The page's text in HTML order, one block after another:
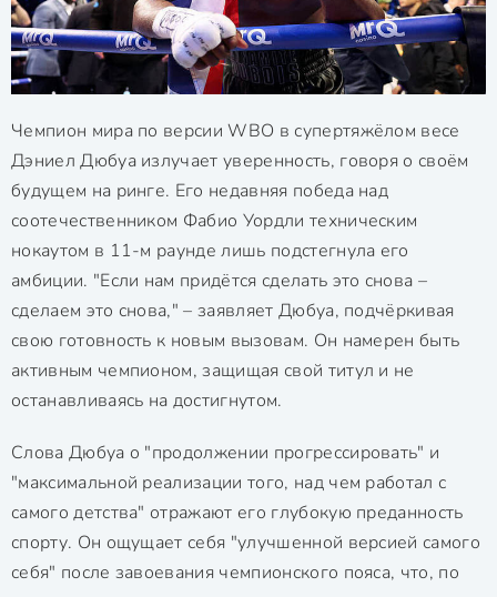
Чемпион мира по версии WBO в супертяжёлом весе
Дэниел Дюбуа излучает уверенность, говоря о своём
будущем на ринге. Его недавняя победа над
соотечественником Фабио Уордли техническим
нокаутом в 11-м раунде лишь подстегнула его
амбиции. "Если нам придётся сделать это снова –
сделаем это снова," – заявляет Дюбуа, подчёркивая
свою готовность к новым вызовам. Он намерен быть
активным чемпионом, защищая свой титул и не
останавливаясь на достигнутом.
Слова Дюбуа о "продолжении прогрессировать" и
"максимальной реализации того, над чем работал с
самого детства" отражают его глубокую преданность
спорту. Он ощущает себя "улучшенной версией самого
себя" после завоевания чемпионского пояса, что, по